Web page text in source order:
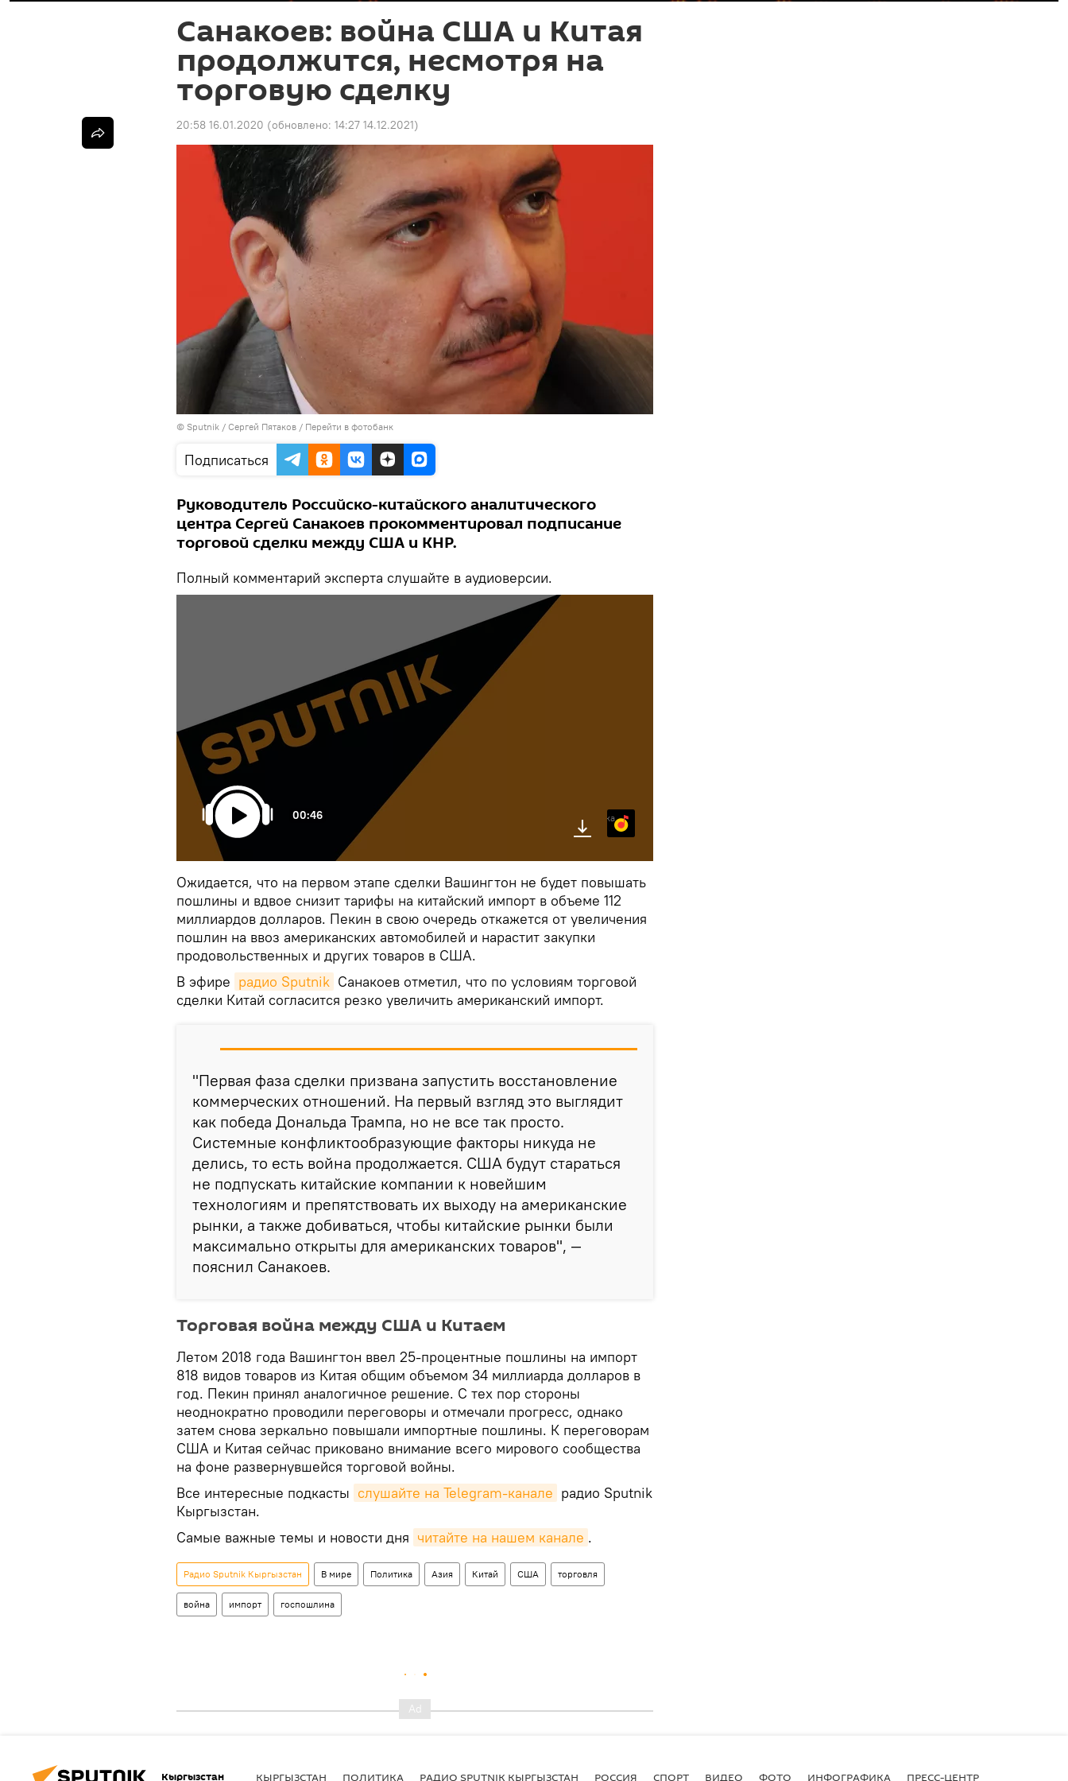
Санакоев: война США и Китая
продолжится, несмотря на
торговую сделку
20:58 16.01.2020 (обновлено: 14:27 14.12.2021)
© Sputnik / Сергей Пятаков / Перейти в фотобанк
Подписаться
Руководитель Российско-китайского аналитического
центра Сергей Санакоев прокомментировал подписание
торговой сделки между США и КНР.
Полный комментарий эксперта слушайте в аудиоверсии.
00:46 Яндекс.Музыка
Ожидается, что на первом этапе сделки Вашингтон не будет повышать
пошлины и вдвое снизит тарифы на китайский импорт в объеме 112
миллиардов долларов. Пекин в свою очередь откажется от увеличения
пошлин на ввоз американских автомобилей и нарастит закупки
продовольственных и других товаров в США.
В эфире радио Sputnik Санакоев отметил, что по условиям торговой
сделки Китай согласится резко увеличить американский импорт.
"Первая фаза сделки призвана запустить восстановление
коммерческих отношений. На первый взгляд это выглядит
как победа Дональда Трампа, но не все так просто.
Системные конфликтообразующие факторы никуда не
делись, то есть война продолжается. США будут стараться
не подпускать китайские компании к новейшим
технологиям и препятствовать их выходу на американские
рынки, а также добиваться, чтобы китайские рынки были
максимально открыты для американских товаров", —
пояснил Санакоев.
Торговая война между США и Китаем
Летом 2018 года Вашингтон ввел 25-процентные пошлины на импорт
818 видов товаров из Китая общим объемом 34 миллиарда долларов в
год. Пекин принял аналогичное решение. С тех пор стороны
неоднократно проводили переговоры и отмечали прогресс, однако
затем снова зеркально повышали импортные пошлины. К переговорам
США и Китая сейчас приковано внимание всего мирового сообщества
на фоне развернувшейся торговой войны.
Все интересные подкасты слушайте на Telegram-канале радио Sputnik
Кыргызстан.
Самые важные темы и новости дня читайте на нашем канале .
Радио Sputnik Кыргызстан В мире Политика Азия Китай США торговля
война импорт госпошлина
Кыргызстан КЫРГЫЗСТАН ПОЛИТИКА РАДИО SPUTNIK КЫРГЫЗСТАН РОССИЯ СПОРТ ВИДЕО ФОТО ИНФОГРАФИКА ПРЕСС-ЦЕНТР